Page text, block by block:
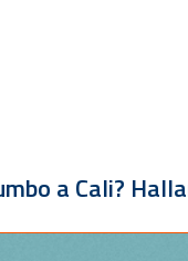
a Cali?